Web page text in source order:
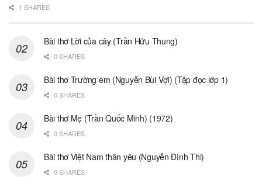
1 SHARES
Bài thơ Lời của cây (Trần Hữu Thung)
0 SHARES
Bài thơ Trường em (Nguyễn Bùi Vợi) (Tập đọc lớp 1)
0 SHARES
Bài thơ Mẹ (Trần Quốc Minh) (1972)
0 SHARES
Bài thơ Việt Nam thân yêu (Nguyễn Đình Thi)
0 SHARES